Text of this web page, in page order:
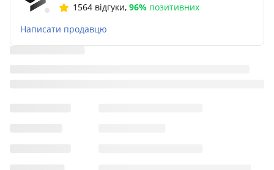
1564 відгуки, 96% позитивних
Написати продавцю